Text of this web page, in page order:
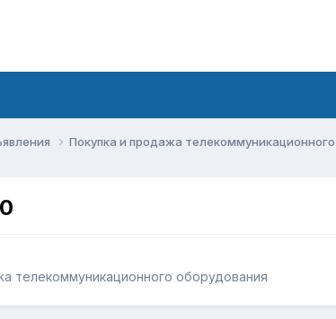
Покупка и продажа
телекоммуникационного оборудования